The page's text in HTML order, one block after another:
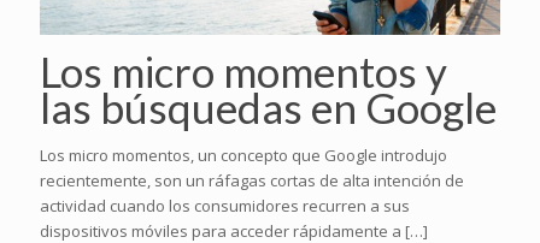
Los micro momentos y
las búsquedas en Google
Los micro momentos, un concepto que Google introdujo
recientemente, son un ráfagas cortas de alta intención de
actividad cuando los consumidores recurren a sus
dispositivos móviles para acceder rápidamente a […]